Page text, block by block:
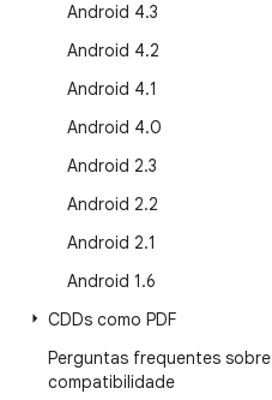
Android 4.3
Android 4.2
Android 4.1
Android 4.0
Android 2.3
Android 2.2
Android 2.1
Android 1.6
CDDs como PDF
Perguntas frequentes sobre
compatibilidade